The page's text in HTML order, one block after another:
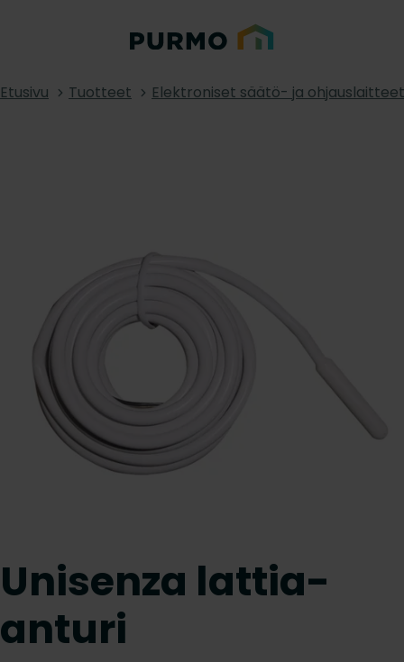
Etusivu Tuotteet Elektroniset säätö- ja ohjauslaitteet
Unisenza lattia-
anturi